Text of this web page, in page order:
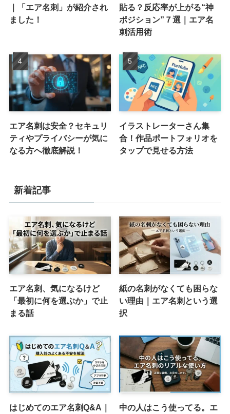
｜「エア名刺」が紹介され
ました！
貼る？反応率が上がる“神
ポジション”７選｜エア名
刺活用術
エア名刺は安全？セキュリ
ティやプライバシーが気に
なる方へ徹底解説！
イラストレーターさん集
合！作品ポートフォリオを
タップで見せる方法
新着記事
エア名刺、気になるけど
「最初に何を選ぶか」で止
まる話
紙の名刺がなくても困らな
い理由｜エア名刺という選
択
はじめてのエア名刺Q&A｜
中の人はこう使ってる。エ